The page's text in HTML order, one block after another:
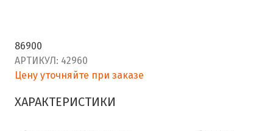
86900
АРТИКУЛ: 42960
Цену уточняйте при заказе
ХАРАКТЕРИСТИКИ